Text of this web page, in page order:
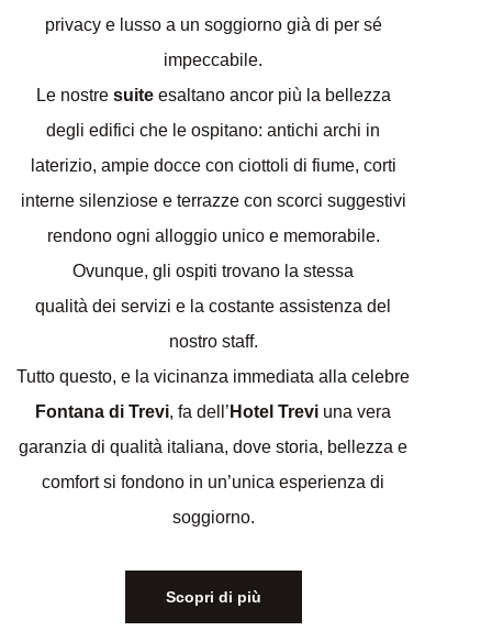
privacy e lusso a un soggiorno già di per sé
impeccabile.
Le nostre suiteesaltano ancor più la bellezza
degli edifici che le ospitano: antichi archi in
laterizio, ampie docce con ciottoli di fiume, corti
interne silenziose e terrazze con scorci suggestivi
rendono ogni alloggio unico e memorabile.
Ovunque, gli ospiti trovano la stessa
qualità dei servizi e la costante assistenza del
nostro staff.
Tutto questo, e la vicinanza immediata alla celebre
Fontana di Trevi, fa dell’ Hotel Trevi una vera
garanzia di qualità italiana, dove storia, bellezza e
comfort si fondono in un’unica esperienza di
Scopri di più